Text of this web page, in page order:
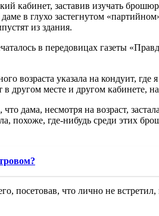
кабинет, заставив изучать
в глухо застегнутом
из здания.
в передовицах газеты
возраста указала на кондуит,
месте и другом кабинете,
дама, несмотря на возраст,
где-нибудь среди этих
посетовав, что лично не